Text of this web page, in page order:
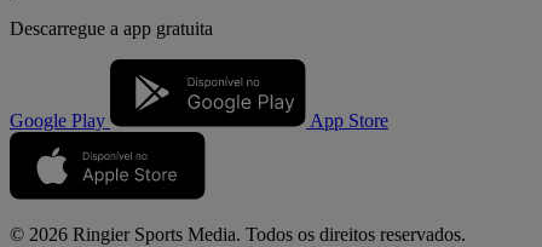
Descarregue a app gratuita
Google Play App Store
© 2026 Ringier Sports Media. Todos os direitos reservados.